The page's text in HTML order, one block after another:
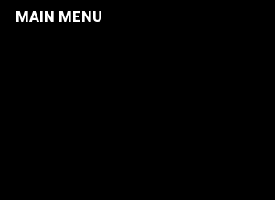
MAIN MENU